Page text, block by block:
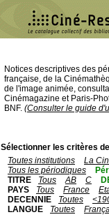
Notices descriptives des
française, de la
de l'image animée,
Cinémagazine et Paris-
BNF. (Consulter le guide
Sélectionner les critères
Toutes institutions
La
Tous les périodiques
TITRE
Tous AB C
PAYS
Tous France
DECENNIE
Toutes
LANGUE
Toutes